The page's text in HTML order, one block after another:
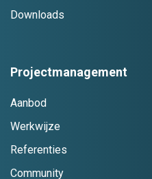
Downloads
Projectmanagement
Aanbod
Werkwijze
Referenties
Community